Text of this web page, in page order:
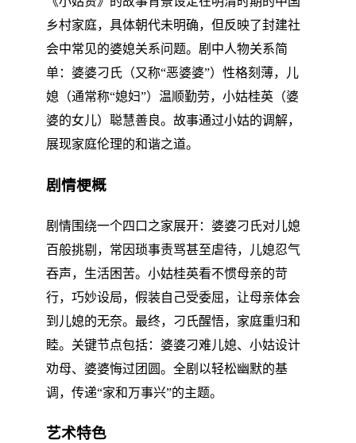
乡村家庭，具体朝代未明确，但反映了封建社
会中常见的婆媳关系问题。剧中人物关系简
单：婆婆刁氏（又称“恶婆婆”）性格刻薄，儿
媳（通常称“媳妇”）温顺勤劳，小姑桂英（婆
婆的女儿）聪慧善良。故事通过小姑的调解，
展现家庭伦理的和谐之道。
剧情梗概
剧情围绕一个四口之家展开：婆婆刁氏对儿媳
百般挑剔，常因琐事责骂甚至虐待，儿媳忍气
吞声，生活困苦。小姑桂英看不惯母亲的苛
行，巧妙设局，假装自己受委屈，让母亲体会
到儿媳的无奈。最终，刁氏醒悟，家庭重归和
睦。关键节点包括：婆婆刁难儿媳、小姑设计
劝母、婆婆悔过团圆。全剧以轻松幽默的基
调，传递“家和万事兴”的主题。
艺术特色